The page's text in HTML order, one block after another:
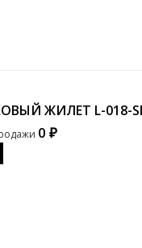
ЖИЛЕТ L-018-SI
0 ₽